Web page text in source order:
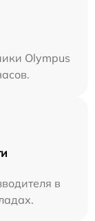
Olympus
в